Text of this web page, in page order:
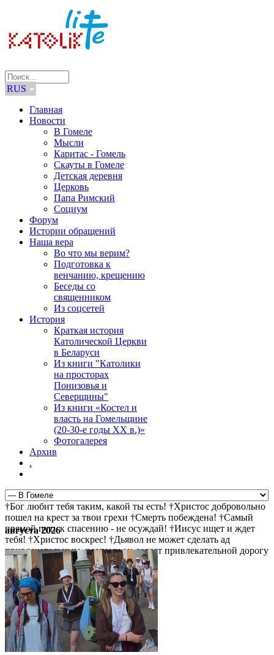
RUS
Главная
Новости
В Гомеле
Мысли
Каритас - Гомель
Скауты в Гомеле
Детская деревня
Церковь
Папа Римский
Социум
Форум
Истории обращений
Наша вера
Во что мы верим?
Подготовка к
венчанию, крещению
Беседы со
священником
Из соцсетей
История
Краткая история
Католической Церкви
в Беларуси
Из книги "Католики
на просторах
Понизовья и
Северщины"
Из книги «Костел и
власть на Гомельщине
(20-30-е годы ХХ в.)»
Фотогалерея
Архив
.
†Бог любит тебя таким, какой ты есть! †Христос добровольно
пошел на крест за твои грехи †Смерть побеждена! †Самый
прямой путь к спасению - не осуждай! †Иисус ищет и ждет
тебя! †Христос воскрес! †Дьявол не может сделать ад
привлекательным, поэтому он делает привлекательной дорогу
туда
августа 2026